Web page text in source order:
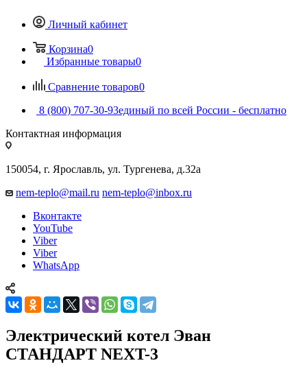
Личный кабинет
Корзина0
Избранные товары0
Сравнение товаров0
8 (800) 707-30-93единый по всей России - бесплатно
Контактная информация
150054, г. Ярославль, ул. Тургенева, д.32а
nem-teplo@mail.ru nem-teplo@inbox.ru
Вконтакте
YouTube
Viber
Viber
WhatsApp
Электрический котел Эван
СТАНДАРТ NEXT-3